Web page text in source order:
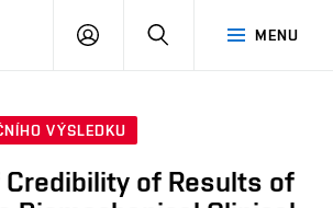
MENU
PŘIHLÁSIT
VÝSLEDKU
of Results of